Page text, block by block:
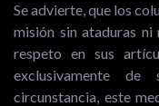
Se advierte, que los
misión sin ataduras
respeto en sus
exclusivamente de
circunstancia, este